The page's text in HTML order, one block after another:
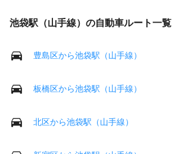
池袋駅（山手線）の自動車ルート一覧
豊島区から池袋駅（山手線）
板橋区から池袋駅（山手線）
北区から池袋駅（山手線）